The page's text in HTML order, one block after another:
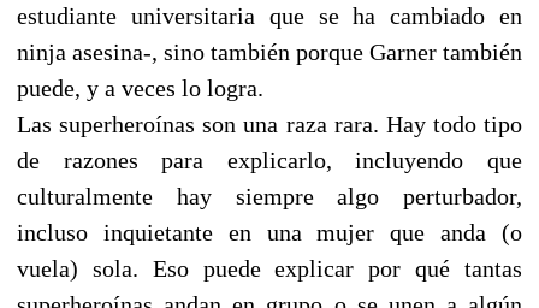
estudiante universitaria que se ha cambiado en
ninja asesina-, sino también porque Garner también
puede, y a veces lo logra.
Las superheroínas son una raza rara. Hay todo tipo
de razones para explicarlo, incluyendo que
culturalmente hay siempre algo perturbador,
incluso inquietante en una mujer que anda (o
vuela) sola. Eso puede explicar por qué tantas